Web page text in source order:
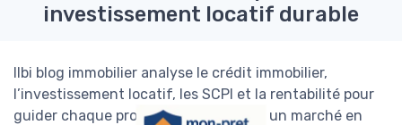
investissement locatif durable
Ilbi blog immobilier analyse le crédit immobilier,
l’investissement locatif, les SCPI et la rentabilité pour
guider chaque projet immobilier dans un marché en